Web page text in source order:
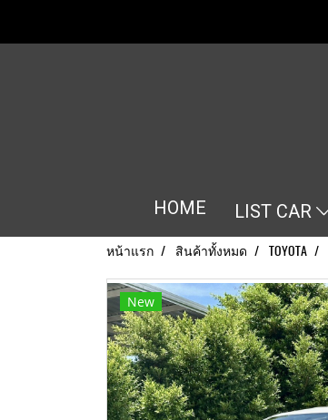
HOME LIST CAR
หน้าแรก สินค้าทั้งหมด TOYOTA
New